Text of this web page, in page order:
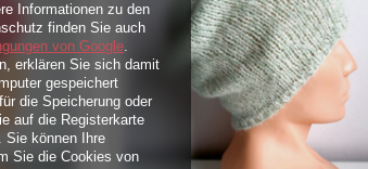
Informationen zu den
finden Sie auch
von Google.
erklären Sie sich damit
gespeichert
die Speicherung oder
auf die Registerkarte
Sie können Ihre
Sie die Cookies von